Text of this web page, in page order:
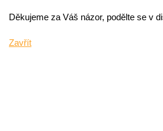
Děkujeme za Váš názor, podělte se v
Zavřít